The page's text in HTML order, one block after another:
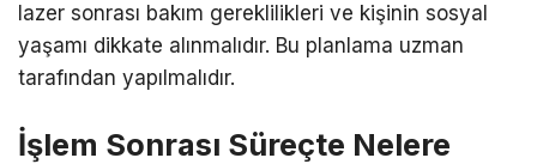
lazer sonrası bakım gereklilikleri ve kişinin sosyal
yaşamı dikkate alınmalıdır. Bu planlama uzman
tarafından yapılmalıdır.
İşlem Sonrası Süreçte Nelere